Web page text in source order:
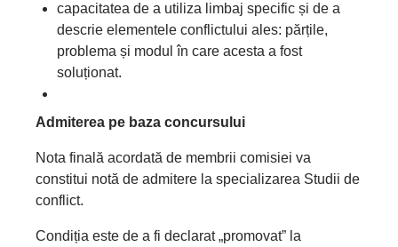
capacitatea de a utiliza limbaj specific și de a
descrie elementele conflictului ales: părțile,
problema și modul în care acesta a fost
soluționat.
Admiterea pe baza concursului
Nota finală acordată de membrii comisiei va
constitui notă de admitere la specializarea Studii de
conflict.
Condiția este de a fi declarat „promovat” la